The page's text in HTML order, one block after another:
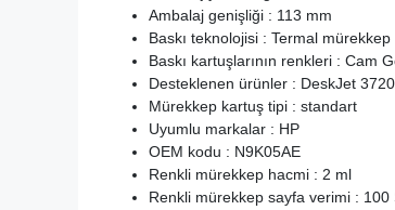
Ambalaj genişliği : 113 mm
Baskı teknolojisi : Termal
Baskı kartuşlarının renkleri : Cam
Desteklenen ürünler : DeskJet
Mürekkep kartuş tipi : standart
Uyumlu markalar : HP
OEM kodu : N9K05AE
Renkli mürekkep hacmi : 2 ml
Renkli mürekkep sayfa verimi : 100